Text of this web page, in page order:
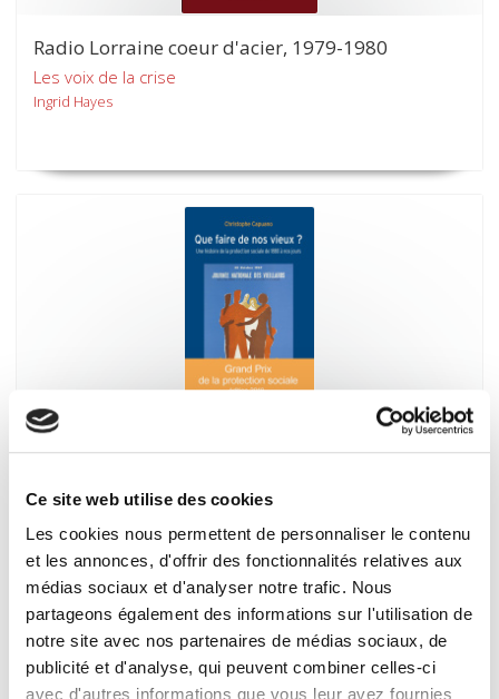
Ce site web utilise des cookies
Les cookies nous permettent de personnaliser le contenu
et les annonces, d'offrir des fonctionnalités relatives aux
médias sociaux et d'analyser notre trafic. Nous
partageons également des informations sur l'utilisation de
notre site avec nos partenaires de médias sociaux, de
publicité et d'analyse, qui peuvent combiner celles-ci
avec d'autres informations que vous leur avez fournies
Radio Lorraine coeur d'acier, 1979-1980
Les voix de la crise
Ingrid Hayes
Que faire de nos vieux ?
jours
Christophe Capuano